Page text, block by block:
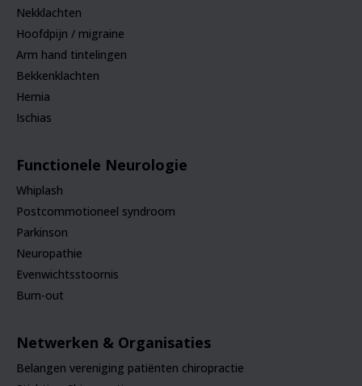
Nekklachten
Hoofdpijn / migraine
Arm hand tintelingen
Bekkenklachten
Hernia
Ischias
Functionele Neurologie
Whiplash
Postcommotioneel syndroom
Parkinson
Neuropathie
Evenwichtsstoornis
Burn-out
Netwerken & Organisaties
Belangen vereniging patiënten chiropractie